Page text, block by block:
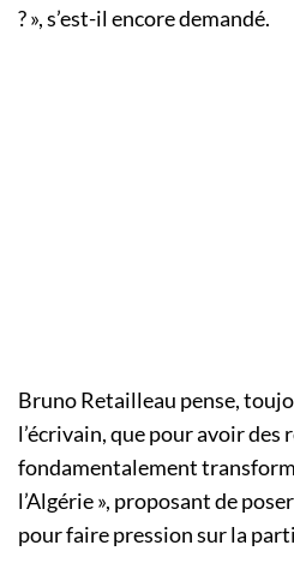
? », s’est-il encore demandé.
Bruno Retailleau pense,
l’écrivain, que pour avoir des
fondamentalement
l’Algérie », proposant de
pour faire pression sur la